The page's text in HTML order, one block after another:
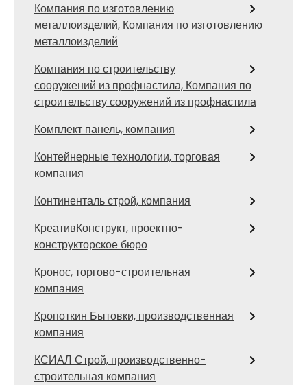
Компания по изготовлению
металлоизделий, Компания по изготовлению
металлоизделий
Компания по строительству
сооружений из профнастила, Компания по
строительству сооружений из профнастила
Комплект панель, компания
Контейнерные технологии, торговая
компания
Континенталь строй, компания
КреативКонструкт, проектно-
конструкторское бюро
Кронос, торгово-строительная
компания
Кропоткин Бытовки, производственная
компания
КСИАЛ Строй, производственно-
строительная компания